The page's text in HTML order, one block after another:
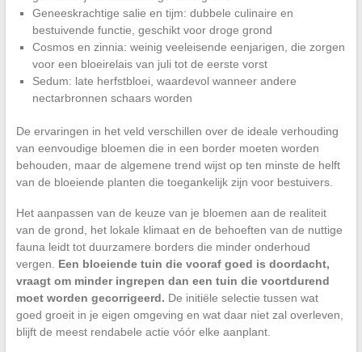
Geneeskrachtige salie en tijm: dubbele culinaire en
bestuivende functie, geschikt voor droge grond
Cosmos en zinnia: weinig veeleisende eenjarigen, die zorgen
voor een bloeirelais van juli tot de eerste vorst
Sedum: late herfstbloei, waardevol wanneer andere
nectarbronnen schaars worden
De ervaringen in het veld verschillen over de ideale verhouding
van eenvoudige bloemen die in een border moeten worden
behouden, maar de algemene trend wijst op ten minste de helft
van de bloeiende planten die toegankelijk zijn voor bestuivers.
Het aanpassen van de keuze van je bloemen aan de realiteit
van de grond, het lokale klimaat en de behoeften van de nuttige
fauna leidt tot duurzamere borders die minder onderhoud
vergen. Een bloeiende tuin die vooraf goed is doordacht,
vraagt om minder ingrepen dan een tuin die voortdurend
moet worden gecorrigeerd. De initiële selectie tussen wat
goed groeit in je eigen omgeving en wat daar niet zal overleven,
blijft de meest rendabele actie vóór elke aanplant.